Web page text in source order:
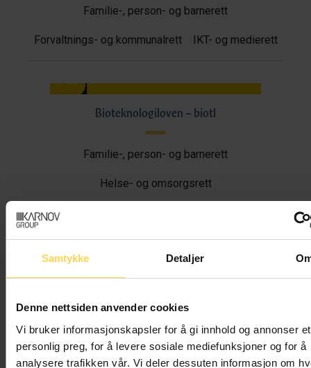
Samtykke Detaljer
Denne nettsiden anvender cookies
Vi bruker informasjonskapsler for å gi innhold og annonser et
personlig preg, for å levere sosiale mediefunksjoner og for å
analysere trafikken vår. Vi deler dessuten informasjon om
Familie-, person- og barnerett
Forvaltnings- og kommunalrett IKT- og medierett
Bioteknologiloven – biotl
Familie-, person- og barnerett
Helse- og omsorgsrett
Familie-, person- og barnerett